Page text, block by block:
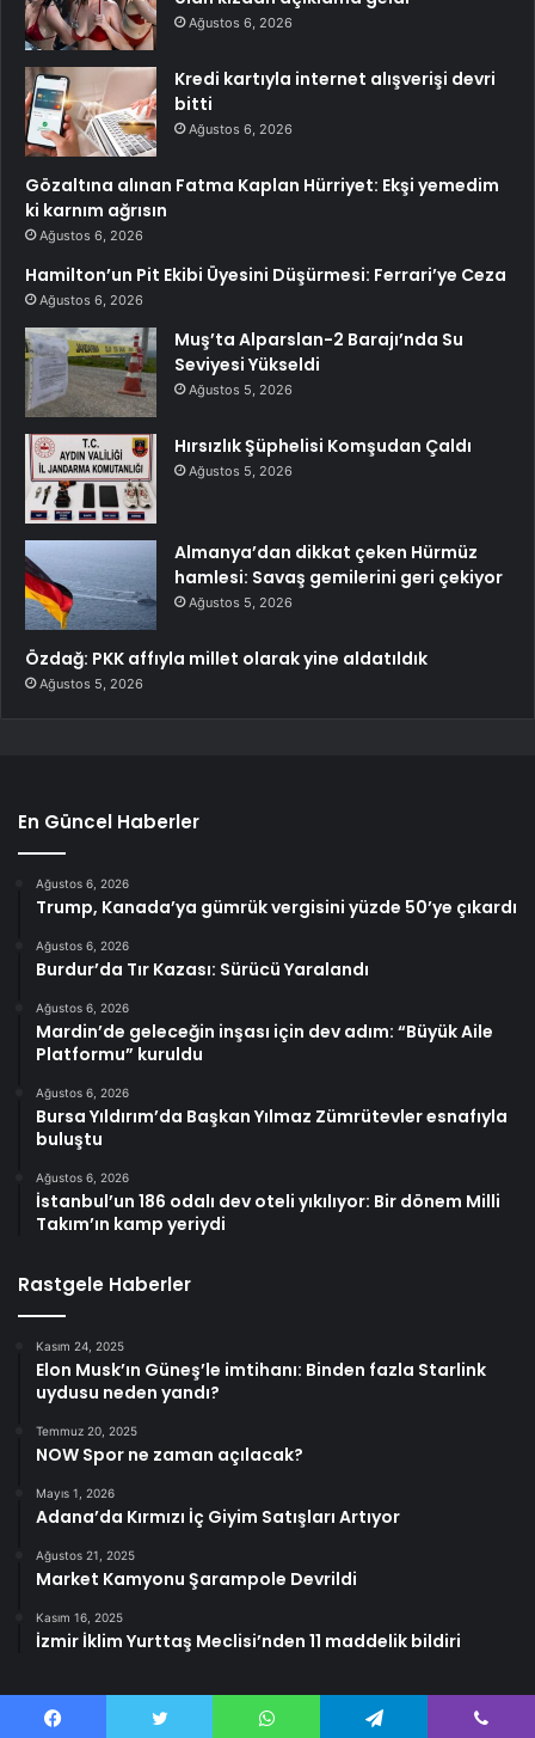
Ağustos 6, 2026
Kredi kartıyla internet alışverişi devri
bitti
Ağustos 6, 2026
Gözaltına alınan Fatma Kaplan Hürriyet: Ekşi yemedim
ki karnım ağrısın
Ağustos 6, 2026
Hamilton’un Pit Ekibi Üyesini Düşürmesi: Ferrari’ye Ceza
Ağustos 6, 2026
Muş’ta Alparslan-2 Barajı’nda Su
Seviyesi Yükseldi
Ağustos 5, 2026
Hırsızlık Şüphelisi Komşudan Çaldı
Ağustos 5, 2026
Almanya’dan dikkat çeken Hürmüz
hamlesi: Savaş gemilerini geri çekiyor
Ağustos 5, 2026
Özdağ: PKK affıyla millet olarak yine aldatıldık
Ağustos 5, 2026
En Güncel Haberler
Ağustos 6, 2026
Trump, Kanada’ya gümrük vergisini yüzde 50’ye çıkardı
Ağustos 6, 2026
Burdur’da Tır Kazası: Sürücü Yaralandı
Ağustos 6, 2026
Mardin’de geleceğin inşası için dev adım: “Büyük Aile
Platformu” kuruldu
Ağustos 6, 2026
Bursa Yıldırım’da Başkan Yılmaz Zümrütevler esnafıyla
buluştu
Ağustos 6, 2026
İstanbul’un 186 odalı dev oteli yıkılıyor: Bir dönem Milli
Takım’ın kamp yeriydi
Rastgele Haberler
Kasım 24, 2025
Elon Musk’ın Güneş’le imtihanı: Binden fazla Starlink
uydusu neden yandı?
Temmuz 20, 2025
NOW Spor ne zaman açılacak?
Mayıs 1, 2026
Adana’da Kırmızı İç Giyim Satışları Artıyor
Ağustos 21, 2025
Market Kamyonu Şarampole Devrildi
Kasım 16, 2025
İzmir İklim Yurttaş Meclisi’nden 11 maddelik bildiri